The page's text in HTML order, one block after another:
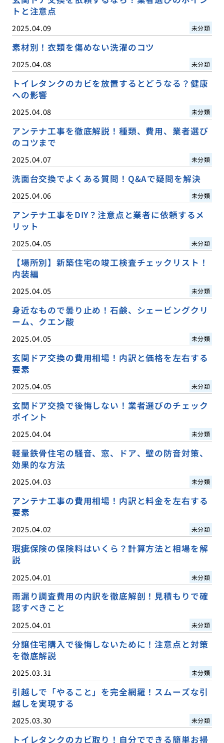
トと注意点
2025.04.09 未分類
素材別！衣類を傷めない洗濯のコツ
2025.04.08 未分類
トイレタンクのカビを放置するとどうなる？健康
への影響
2025.04.08 未分類
アンテナ工事を徹底解説！種類、費用、業者選び
のコツまで
2025.04.07 未分類
洗面台交換でよくある質問！Q&Aで疑問を解決
2025.04.06 未分類
アンテナ工事をDIY？注意点と業者に依頼するメ
リット
2025.04.05 未分類
【場所別】新築住宅の竣工検査チェックリスト！
内装編
2025.04.05 未分類
身近なもので曇り止め！石鹸、シェービングクリ
ーム、クエン酸
2025.04.05 未分類
玄関ドア交換の費用相場！内訳と価格を左右する
要素
2025.04.05 未分類
玄関ドア交換で後悔しない！業者選びのチェック
ポイント
2025.04.04 未分類
軽量鉄骨住宅の騒音、窓、ドア、壁の防音対策、
効果的な方法
2025.04.03 未分類
アンテナ工事の費用相場！内訳と料金を左右する
要素
2025.04.02 未分類
瑕疵保険の保険料はいくら？計算方法と相場を解
説
2025.04.01 未分類
雨漏り調査費用の内訳を徹底解剖！見積もりで確
認すべきこと
2025.04.01 未分類
分譲住宅購入で後悔しないために！注意点と対策
を徹底解説
2025.03.31 未分類
引越しで「やること」を完全網羅！スムーズな引
越しを実現する
2025.03.30 未分類
トイレタンクのカビ取り！自分でできる簡単お掃